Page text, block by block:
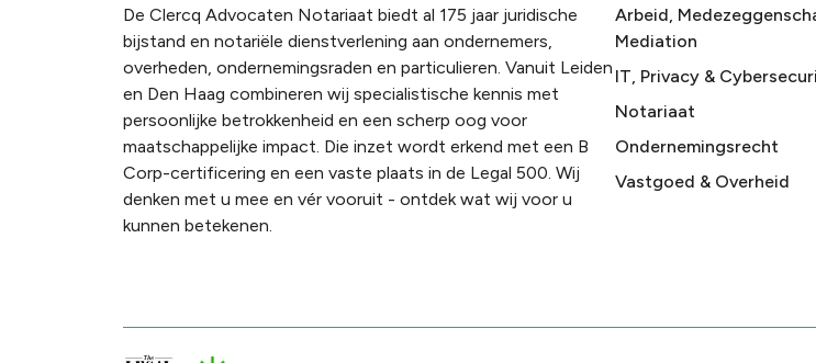
De Clercq Advocaten Notariaat biedt al 175 jaar juridische
bijstand en notariële dienstverlening aan ondernemers,
overheden, ondernemingsraden en particulieren. Vanuit Leiden
en Den Haag combineren wij specialistische kennis met
persoonlijke betrokkenheid en een scherp oog voor
maatschappelijke impact. Die inzet wordt erkend met een B
Corp-certificering en een vaste plaats in de Legal 500. Wij
denken met u mee en vér vooruit - ontdek wat wij voor u
kunnen betekenen.
Arbeid,
Mediation
IT, Privacy &
Notariaat
Ondernemingsrecht
Vastgoed & Overheid